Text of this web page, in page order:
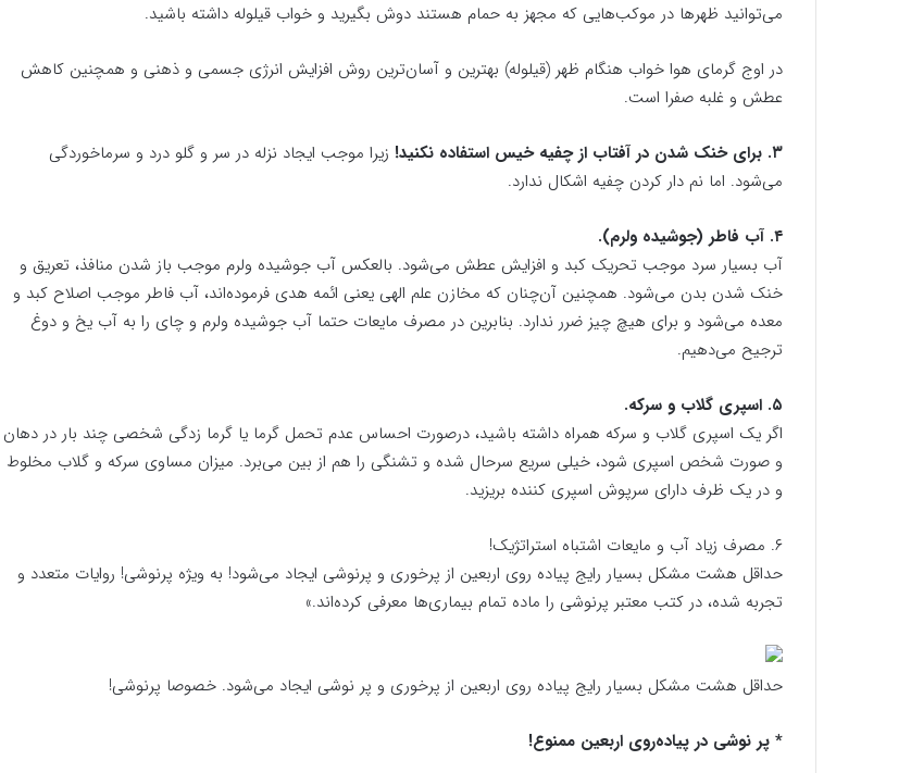
می‌توانید ظهرها در موکب‌هایی که مجهز به حمام هستند دوش بگیرید و خواب قیلوله داشته باشید.
در اوج گرمای هوا خواب هنگام ظهر (قیلوله) بهترین و آسان‌ترین روش افزایش انرژی جسمی و ذهنی و همچنین کاهش
عطش و غلبه صفرا است.
۳. برای خنک شدن در آفتاب از چفیه خیس استفاده نکنید!
زیرا موجب ایجاد نزله در سر و گلو درد و سرماخوردگی
می‌شود. اما نم دار کردن چفیه اشکال ندارد.
۴. آب فاطر (جوشیده ولرم).
آب بسیار سرد موجب تحریک کبد و افزایش عطش می‌شود. بالعکس آب جوشیده ولرم موجب باز شدن منافذ، تعریق و
خنک شدن بدن می‌شود. همچنین آن‌چنان که مخازن علم الهی یعنی ائمه هدی فرموده‌اند، آب فاطر موجب اصلاح کبد و
معده می‌شود و برای هیچ چیز ضرر ندارد. بنابرین در مصرف مایعات حتما آب جوشیده ولرم و چای را به آب یخ و دوغ
ترجیح می‌دهیم.
۵. اسپری گلاب و سرکه.
اگر یک اسپری گلاب و سرکه همراه داشته باشید، درصورت احساس‌ عدم تحمل گرما یا گرما زدگی شخصی چند بار در دهان
و صورت شخص اسپری شود، خیلی سریع سرحال شده و تشنگی را هم از بین می‌برد. میزان مساوی سرکه و گلاب مخلوط
و در یک ظرف دارای سرپوش اسپری کننده بریزید.
۶. مصرف زیاد آب و مایعات اشتباه استراتژیک!
حداقل هشت مشکل بسیار رایج پیاده روی اربعین از پرخوری و پرنوشی ایجاد می‌شود! به ویژه پرنوشی! روایات متعدد و
تجربه شده، در کتب معتبر پرنوشی را ماده تمام بیماری‌ها معرفی کرده‌اند.»
حداقل هشت مشکل بسیار رایج پیاده روی اربعین از پرخوری و پر نوشی ایجاد می‌شود. خصوصا پرنوشی!
* پر نوشی در پیاده‌روی اربعین ممنوع!